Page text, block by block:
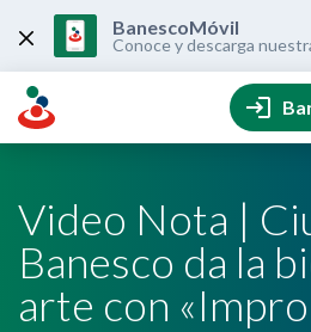
content
BanescoMóvil
Conoce y descarga
Video Nota |
Banesco da la
arte con